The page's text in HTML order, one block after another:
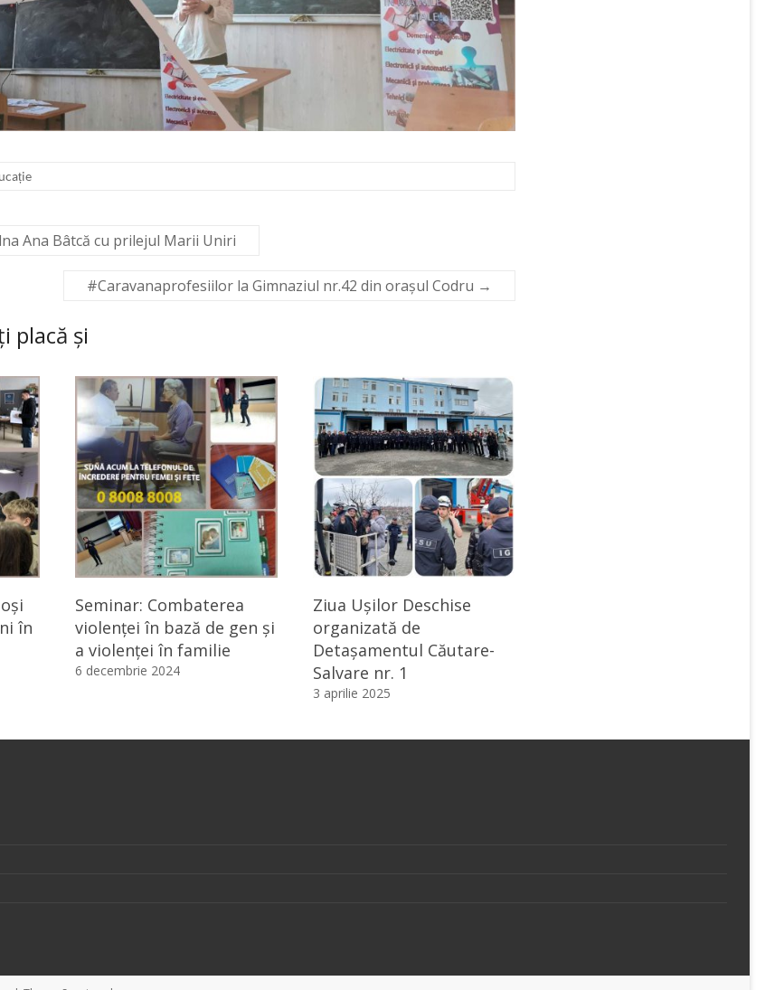
Ana Bâtcă cu prilejul Marii Uniri
#Caravanaprofesiilor la Gimnaziul nr.42 din orașul Codru →
placă și
în
Seminar: Combaterea
violenței în bază de gen și
a violenței în familie
6 decembrie 2024
Ziua Ușilor Deschise
organizată de
Detașamentul Căutare-
Salvare nr. 1
3 aprilie 2025